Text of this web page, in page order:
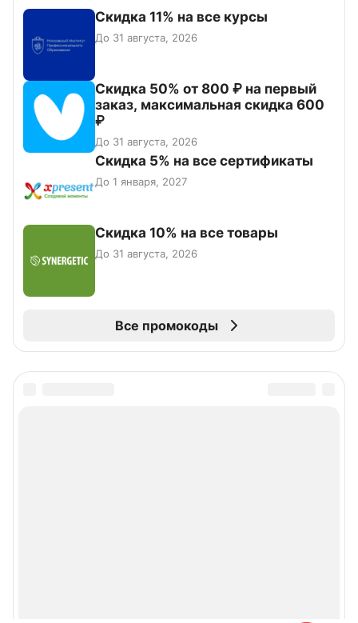
Скидка 11% на все курсы
До 31 августа, 2026
Скидка 50% от 800 ₽ на первый
заказ, максимальная скидка 600
₽
До 31 августа, 2026
Скидка 5% на все сертификаты
До 1 января, 2027
Скидка 10% на все товары
До 31 августа, 2026
Все промокоды